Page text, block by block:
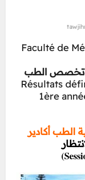
Faculté de
– تخصص الطب
Résultats
1ère
الطب أكادير